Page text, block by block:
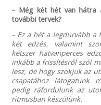
– Még két hét van hátra
további tervek?
– Ez a hét a legdurvább a
két edzés, valamint
kétszer hatvanperces
inkább a frissítésről szól
lesz, de hogy szokjuk az
csapatához látogatunk
pedig ráfordulunk az
ritmusban készülünk.